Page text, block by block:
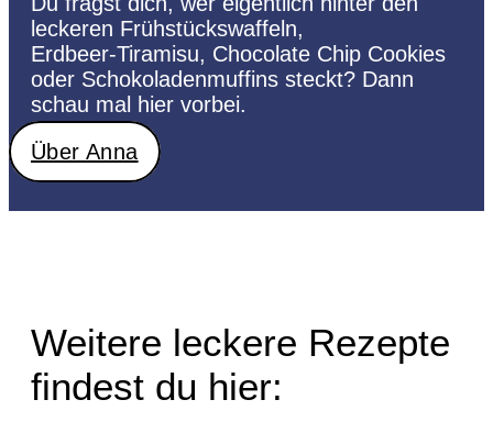
leckeren Frühstückswaffeln,
Erdbeer-Tiramisu, Chocolate Chip Cookies
oder Schokoladenmuffins steckt? Dann
schau mal hier vorbei.
Über Anna
Weitere leckere Rezepte
findest du hier: